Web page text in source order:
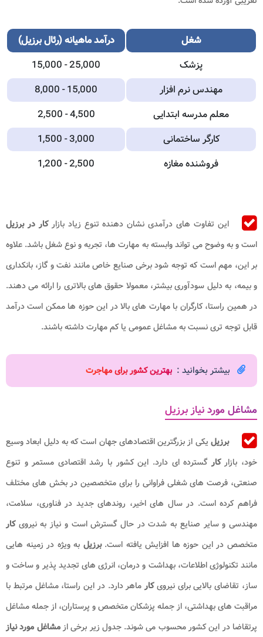
شغل درآمد ماهیانه (رئالبرزیل)
پزشک
15,000 - 25,000
مهندس نرم افزار
8,000 - 15,000
معلم مدرسه ابتدایی
2,500 - 4,500
کارگر ساختمانی
1,500 - 3,000
فروشنده مغازه
1,200 - 2,500
این تفاوت های درآمدی نشان دهنده تنوع زیاد بازارکار در برزیل
است و به وضوح می تواند وابسته به مهارت ها، تجربه و نوع شغل باشد. علاوه
بر این، مهم است که توجه شود برخی صنایع خاص مانند نفت و گاز، بانکداری
و بیمه، به دلیل سودآوری بیشتر، معمولا حقوق های بالاتری را ارائه می دهند.
در همین راستا، کارگران با مهارت های بالا در این حوزه ها ممکن است درآمد
قابل توجه تری نسبت به مشاغل عمومی یا کم مهارت داشته باشند.
بیشتر بخوانید : بهترین کشور برای مهاجرت
مشاغل مورد نیاز برزیل
برزیل یکی از بزرگترین اقتصادهای جهان است که به دلیل ابعاد وسیع
خود، بازارکارگسترده ای دارد. این کشور با رشد اقتصادی مستمر و تنوع
صنعتی، فرصت های شغلی فراوانی را برای متخصصین در بخش های مختلف
فراهم کرده است. در سال های اخیر، روندهای جدید در فناوری، سلامت،
مهندسی و سایر صنایع به شدت در حال گسترش است و نیاز به نیرویکار
متخصص در این حوزه ها افزایش یافته است.برزیل به ویژه در زمینه هایی
مانند تکنولوژی اطلاعات، بهداشت و درمان، انرژی های تجدید پذیر و ساخت و
ساز، تقاضای بالایی برای نیرویکارماهر دارد. در این راستا، مشاغل مرتبط با
مراقبت های بهداشتی، از جمله پزشکان متخصص و پرستاران، از جمله مشاغل
پرتقاضا در این کشور محسوب می شوند. جدول زیر برخی ازمشاغل مورد نیاز